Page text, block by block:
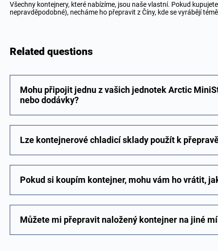
Všechny kontejnery, které nabízíme, jsou naše vlastní. Pokud
nepravděpodobné), necháme ho přepravit z Číny, kde se vyrábějí
Related questions
Mohu připojit jednu z vašich jednotek Arctic
nebo dodávky?
Lze kontejnerové chladicí sklady použít k
Pokud si koupím kontejner, mohu vám ho vrátit,
Můžete mi přepravit naložený kontejner na jiné